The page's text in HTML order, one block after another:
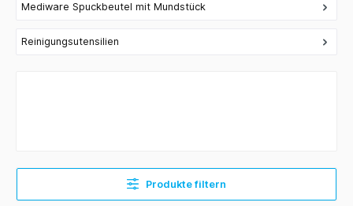
Mediware Spuckbeutel mit Mundstück
Reinigungsutensilien
Produkte filtern